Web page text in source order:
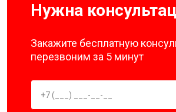
Нужна
Закажите бесплатную
перезвоним за 5 минут